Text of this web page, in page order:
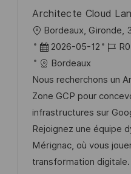
u
n
g
r
ö
f
f
e
n
t
l
i
c
Architecte Cloud
O
r
t
Bordeaux, Gironde,
D
a
t
u
m
d
e
r
2026-05-12
J
b
-
I
D
Bordeaux
Nous recherchons un
Zone GCP pour
infrastructures sur
Rejoignez une équipe
Mérignac, où vous
transformation digitale.